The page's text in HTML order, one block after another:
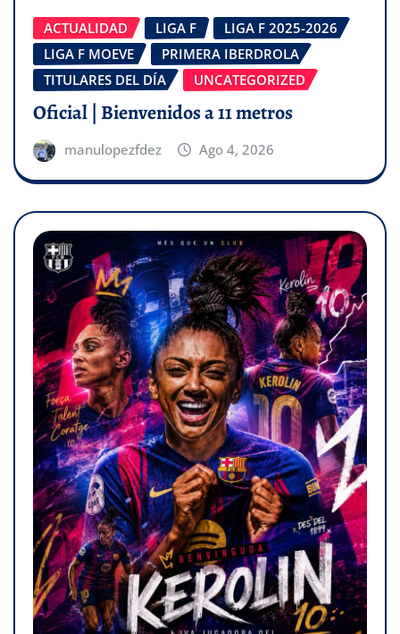
ACTUALIDAD LIGA F
LIGA F 2025-2026
LIGA F MOEVE
PRIMERA IBERDROLA
TITULARES DEL DÍA
UNCATEGORIZED
Oficial | Bienvenidos a 11 metros
manulopezfdez Ago 4, 2026